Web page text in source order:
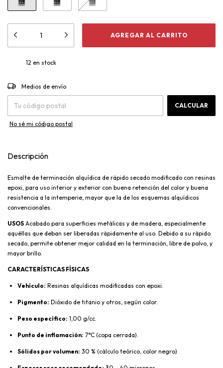
12 en stock
Entregas para el CP:
Medios de envío
CALCULAR
No sé mi código postal
Descripción
Esmalte de terminación alquídica de rápido secado modificado con resinas
epoxi, para uso interior y exterior con buena retención del color y buena
resistencia a la intemperie, mayor que la de los esquemas alquídicos
convencionales.
USOS Acabado para superficies metálicas y de madera, especialmente
aquéllas que deban ser liberadas rápidamente al uso. Debido a su rápido
secado, permite obtener mejor calidad en la terminación, libre de polvo, y
mayor brillo.
CARACTERÍSTICAS FÍSICAS
Vehículo: Resinas alquídicas modificadas con epoxi.
Pigmento: Dióxido de titanio y otros, según color.
Peso específico: 1,00 g/cc.
Punto de inflamación: 7°C (copa cerrada).
Sólidos por volumen: 30 % (cálculo teórico, color negro).